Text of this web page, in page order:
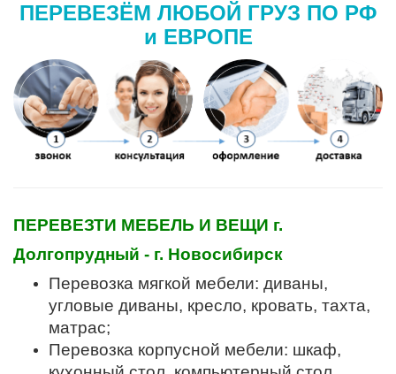
ПЕРЕВЕЗЁМ ЛЮБОЙ ГРУЗ ПО РФ
и ЕВРОПЕ
ПЕРЕВЕЗТИ МЕБЕЛЬ И ВЕЩИ г.
Долгопрудный - г. Новосибирск
Перевозка мягкой мебели: диваны,
угловые диваны, кресло, кровать, тахта,
матрас;
Перевозка корпусной мебели: шкаф,